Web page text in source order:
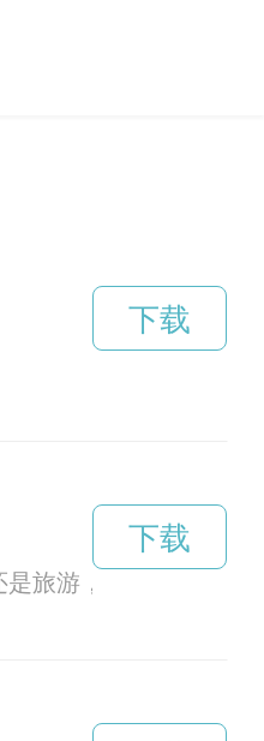
下载
旅游，快联官网都能
下载